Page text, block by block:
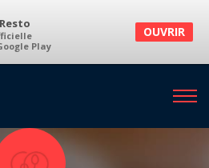
Play
OUVRIR